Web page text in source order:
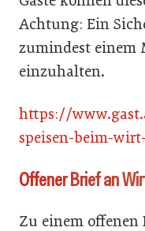
Achtung: Ein
zumindest einem
einzuhalten.
https://
speisen-beim-
Offener Brief an
Zu einem